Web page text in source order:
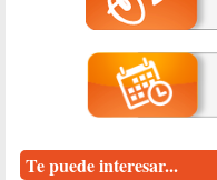
Te puede interesar...